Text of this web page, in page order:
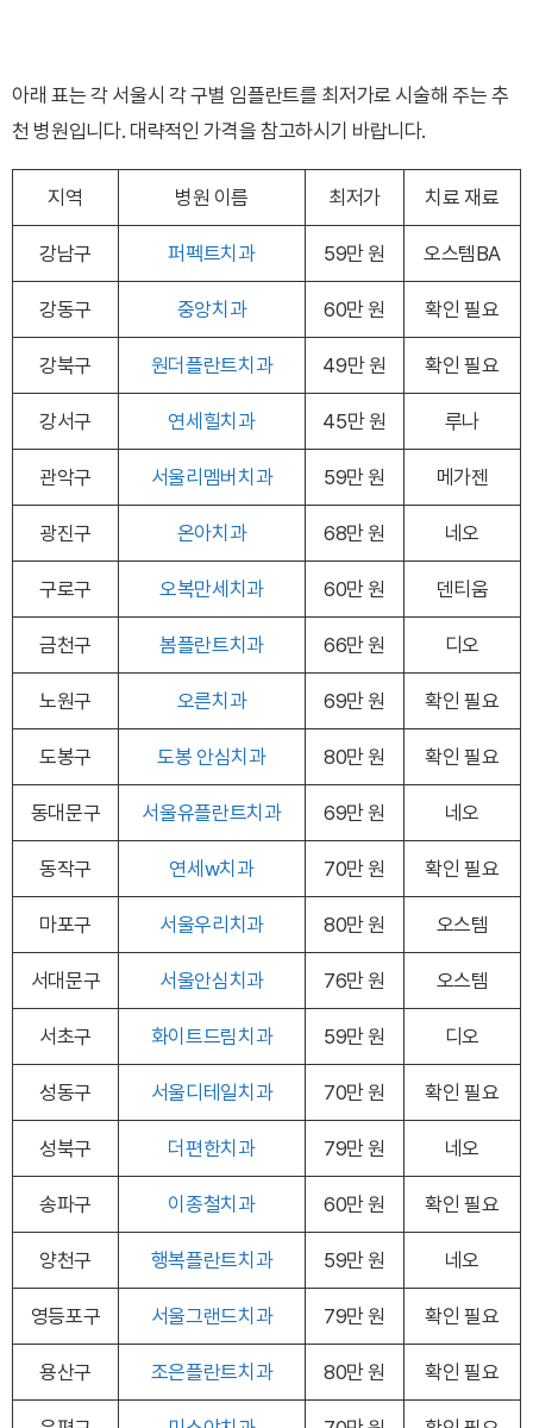
아래 표는 각 서울시 각 구별 임플란트를 최저가로 시술해 주는 추
천 병원입니다. 대략적인 가격을 참고하시기 바랍니다.
지역 병원 이름 최저가 치료 재료
강남구 퍼펙트치과 59만 원 오스템BA
강동구 중앙치과 60만 원 확인 필요
강북구 원더플란트치과 49만 원 확인 필요
강서구 연세힐치과 45만 원 루나
관악구 서울리멤버치과 59만 원 메가젠
광진구 온아치과 68만 원 네오
구로구 오복만세치과 60만 원 덴티움
금천구 봄플란트치과 66만 원 디오
노원구 오른치과 69만 원 확인 필요
도봉구 도봉 안심치과 80만 원 확인 필요
동대문구 서울유플란트치과 69만 원 네오
동작구 연세w치과 70만 원 확인 필요
마포구 서울우리치과 80만 원 오스템
서대문구 서울안심치과 76만 원 오스템
서초구 화이트드림치과 59만 원 디오
성동구 서울디테일치과 70만 원 확인 필요
성북구 더편한치과 79만 원 네오
송파구 이종철치과 60만 원 확인 필요
양천구 행복플란트치과 59만 원 네오
영등포구 서울그랜드치과 79만 원 확인 필요
용산구 조은플란트치과 80만 원 확인 필요